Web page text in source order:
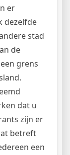
er
dezelfde
stad
de
grens
dat u
zijn er
betreft
een